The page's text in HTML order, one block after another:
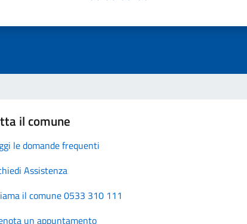
il comune
le domande frequenti
Assistenza
il comune 0533 310 111
un appuntamento